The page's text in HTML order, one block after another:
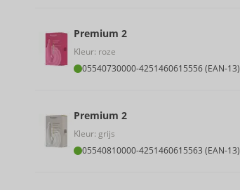
Premium 2
Kleur: roze
05540730000-4251460615556 (EAN-13)
Premium 2
Kleur: grijs
05540810000-4251460615563 (EAN-13)